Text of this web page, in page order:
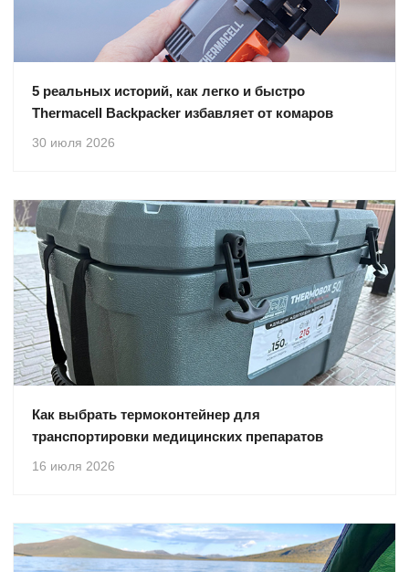
5 реальных историй, как легко и быстро
Thermacell Backpacker избавляет от комаров
30 июля 2026
Как выбрать термоконтейнер для
транспортировки медицинских препаратов
16 июля 2026